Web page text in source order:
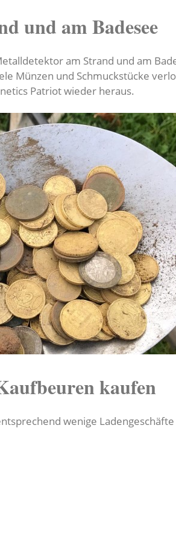
und am Badesee
am Strand und am
Münzen und Schmuckstücke
Patriot wieder heraus.
kaufen
wenige